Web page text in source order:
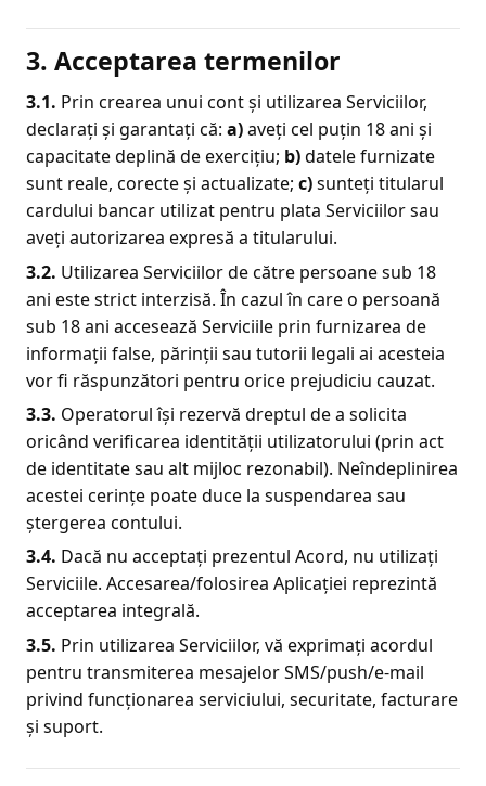
3. Acceptarea termenilor
3.1. Prin crearea unui cont și utilizarea Serviciilor,
declarați și garantați că: a)aveți cel puțin 18 ani și
capacitate deplină de exercițiu; b)datele furnizate
sunt reale, corecte și actualizate; c)sunteți titularul
cardului bancar utilizat pentru plata Serviciilor sau
aveți autorizarea expresă a titularului.
3.2. Utilizarea Serviciilor de către persoane sub 18
ani este strict interzisă. În cazul în care o persoană
sub 18 ani accesează Serviciile prin furnizarea de
informații false, părinții sau tutorii legali ai acesteia
vor fi răspunzători pentru orice prejudiciu cauzat.
3.3. Operatorul își rezervă dreptul de a solicita
oricând verificarea identității utilizatorului (prin act
de identitate sau alt mijloc rezonabil). Neîndeplinirea
acestei cerințe poate duce la suspendarea sau
ștergerea contului.
3.4. Dacă nu acceptați prezentul Acord, nu utilizați
Serviciile. Accesarea/folosirea Aplicației reprezintă
acceptarea integrală.
3.5. Prin utilizarea Serviciilor, vă exprimați acordul
pentru transmiterea mesajelor SMS/push/e-mail
privind funcționarea serviciului, securitate, facturare
și suport.